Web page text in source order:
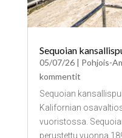
Sequoian
05/07/26| Pohjois-
kommentit
Sequoian
Kalifornian
vuoristossa.
perustettu vuonna